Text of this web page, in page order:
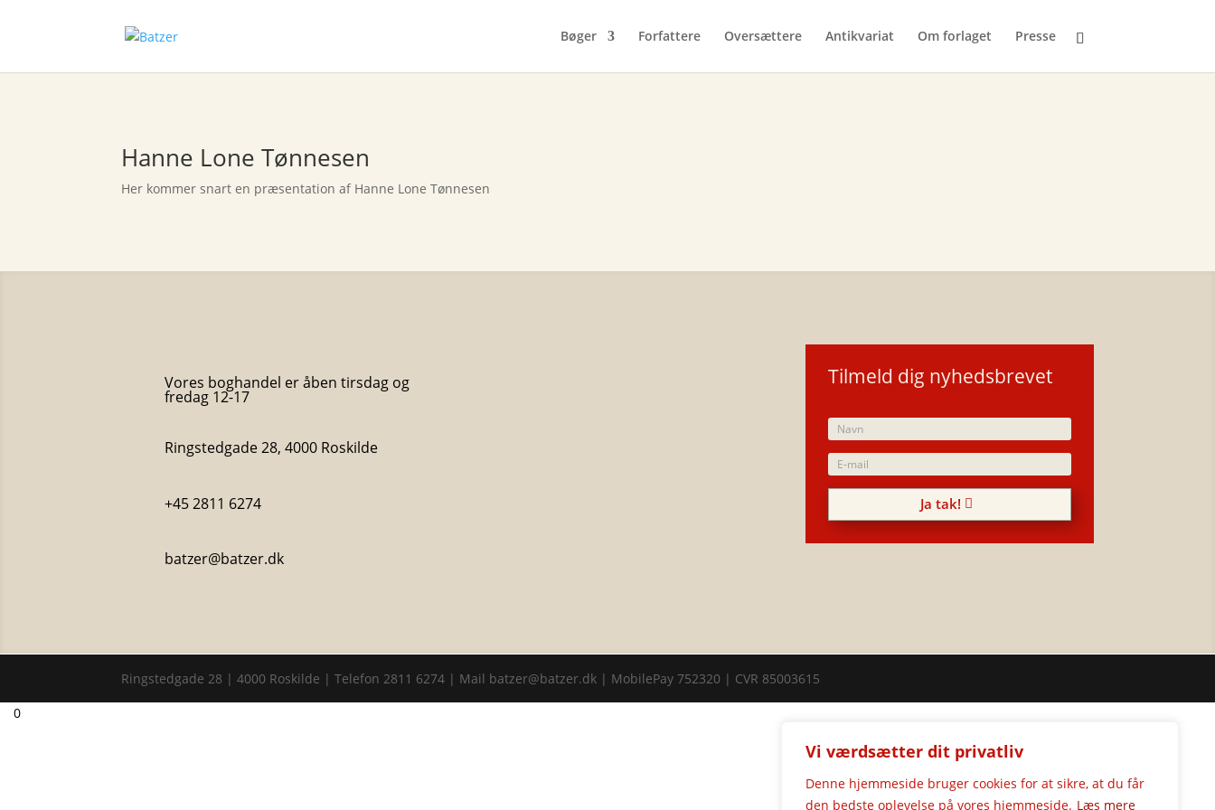
Vi værdsætter dit privatliv
Denne hjemmeside bruger cookies for at sikre, at du får
den bedste oplevelse på vores hjemmeside. Læs mere
Bøger Forfattere Oversættere Antikvariat Om forlaget Presse
Hanne Lone Tønnesen
Her kommer snart en præsentation af Hanne Lone Tønnesen
Vores boghandel er åben tirsdag og
fredag 12-17
Ringstedgade 28, 4000 Roskilde
+45 2811 6274
batzer@batzer.dk
Tilmeld dig nyhedsbrevet
Ja tak!
Ringstedgade 28 | 4000 Roskilde | Telefon 2811 6274 | Mail batzer@batzer.dk | MobilePay 752320 | CVR 85003615
0